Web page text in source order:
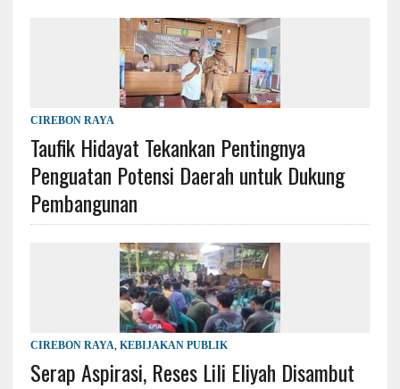
CIREBON RAYA
Taufik Hidayat Tekankan Pentingnya
Penguatan Potensi Daerah untuk Dukung
Pembangunan
CIREBON RAYA, KEBIJAKAN PUBLIK
Serap Aspirasi, Reses Lili Eliyah Disambut